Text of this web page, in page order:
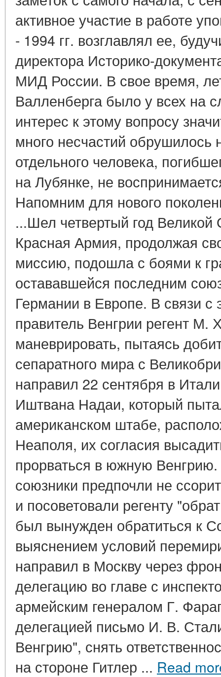
активное участие в работе
- 1994 гг. возглавлял ее,
директора Историко-
МИД России. В свое время,
Валленберга было у всех на
интерес к этому вопросу
много несчастий обрушилось
отдельного человека,
на Лубянке, не
Напомним для нового
...Шел четвертый год Великой
Красная Армия, продолжая
миссию, подошла с боями к
остававшейся последним
Германии в Европе. В связи с
правитель Венгрии регент М.
маневрировать, пытаясь
сепаратного мира с
направил 22 сентября в
Иштвана Надаи, который
американском штабе,
Неаполя, их согласия
прорваться в южную
союзники предпочли не
и посоветовали регенту
был вынужден обратиться к
выяснением условий
направил в Москву через
делегацию во главе с
армейским генералом Г.
делегацией письмо И. В.
Венгрию", снять
на стороне Гитлер ... Read